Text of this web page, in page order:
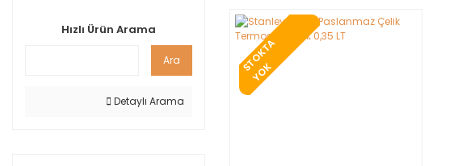
Hızlı Ürün Arama
Ara
Detaylı Arama
S
T
O
K
T
A
Y
O
K